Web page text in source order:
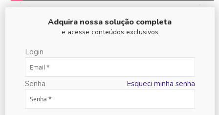
Adquira nossa solução completa
e acesse conteúdos exclusivos
Login
Senha Esqueci minha senha